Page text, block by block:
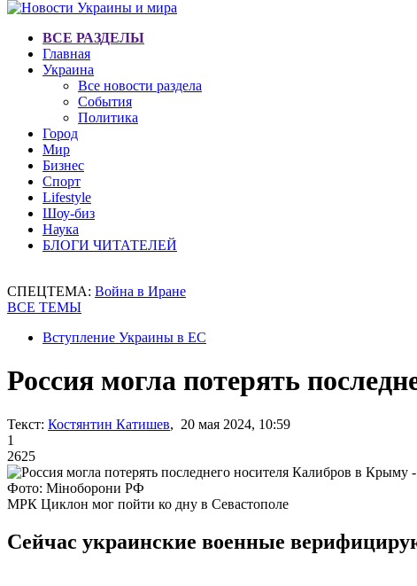
ВСЕ РАЗДЕЛЫ
Главная
Украина
Все новости раздела
События
Политика
Город
Мир
Бизнес
Спорт
Lifestyle
Шоу-биз
Наука
БЛОГИ ЧИТАТЕЛЕЙ
СПЕЦТЕМА: Война в Иране
ВСЕ ТЕМЫ
Вступление Украины в ЕС
Россия могла потерять
Текст: Костянтин Катишев, 20 мая 2024, 10:59
1
2625
Фото: Міноборони РФ
МРК Циклон мог пойти ко дну в Севастополе
Сейчас украинские военные